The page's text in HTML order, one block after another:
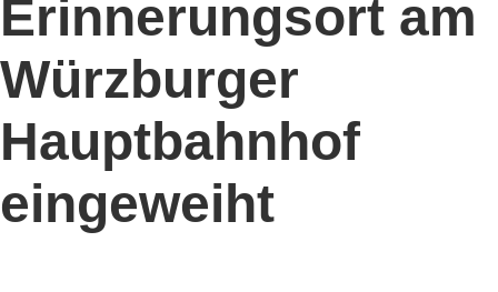
Erinnerungsort am
Würzburger
Hauptbahnhof
eingeweiht